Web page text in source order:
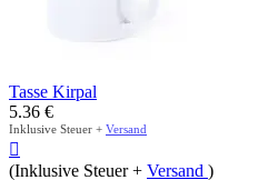
Tasse Kirpal
5.36 €
Inklusive Steuer + Versand

(Inklusive Steuer + Versand )